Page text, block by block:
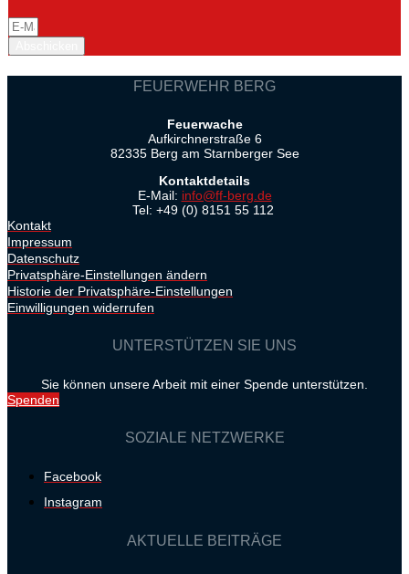
FEUERWEHR BERG
Feuerwache
Aufkirchnerstraße 6
82335 Berg am Starnberger See
Kontaktdetails
E-Mail: info@ff-berg.de
Tel: +49 (0) 8151 55 112
Kontakt
Impressum
Datenschutz
Privatsphäre-Einstellungen ändern
Historie der Privatsphäre-Einstellungen
Einwilligungen widerrufen
UNTERSTÜTZEN SIE UNS
Sie können unsere Arbeit mit einer Spende unterstützen.
Spenden
SOZIALE NETZWERKE
Facebook
Instagram
AKTUELLE BEITRÄGE